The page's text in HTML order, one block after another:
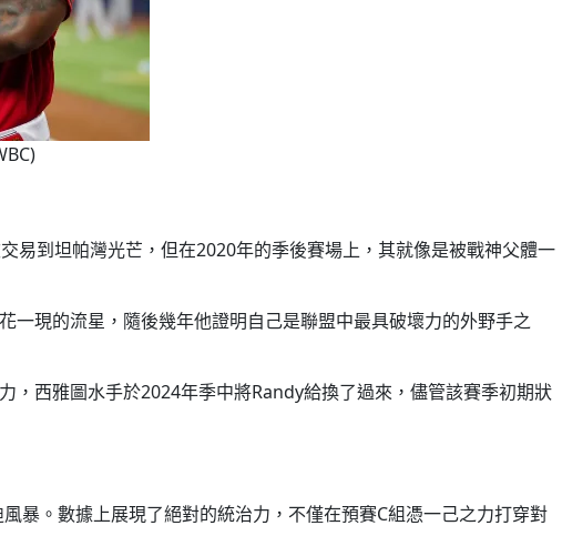
到坦帕灣光芒，但在2020年的季後賽場上，其就像是被戰神父體一
現的流星，隨後幾年他證明自己是聯盟中最具破壞力的外野手之
，西雅圖水手於2024年季中將Randy給換了過來，儘管該賽季初期狀
暴。數據上展現了絕對的統治力，不僅在預賽C組憑一己之力打穿對